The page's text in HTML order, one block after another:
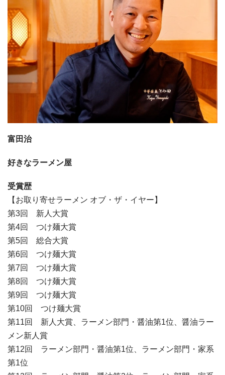
富田治
好きなラーメン屋
受賞歴
【お取り寄せラーメン オブ・ザ・イヤー】
第3回 新人大賞
第4回 つけ麺大賞
第5回 総合大賞
第6回 つけ麺大賞
第7回 つけ麺大賞
第8回 つけ麺大賞
第9回 つけ麺大賞
第10回 つけ麺大賞
第11回 新人大賞、ラーメン部門・醤油第1位、醤油ラー
メン新人賞
第12回 ラーメン部門・醤油第1位、ラーメン部門・家系
第1位